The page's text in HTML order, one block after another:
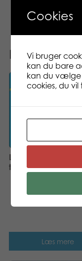
Relaterede
Larsen Maxi
the World 28 pcs
Læs mere
Cookies
Vi bruger
kan du bare
kan du vælge
cookies, du vil